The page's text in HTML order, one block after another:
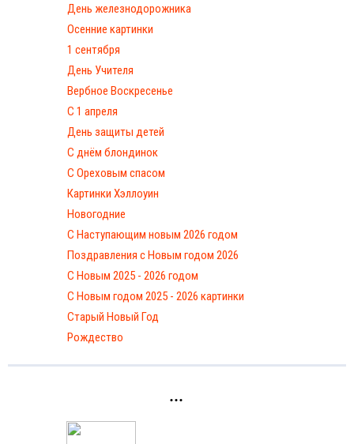
День железнодорожника
Осенние картинки
1 сентября
День Учителя
Вербное Воскресенье
С 1 апреля
День защиты детей
С днём блондинок
С Ореховым спасом
Картинки Хэллоуин
Новогодние
С Наступающим новым 2026 годом
Поздравления с Новым годом 2026
С Новым 2025 - 2026 годом
C Новым годом 2025 - 2026 картинки
Старый Новый Год
Рождество
...